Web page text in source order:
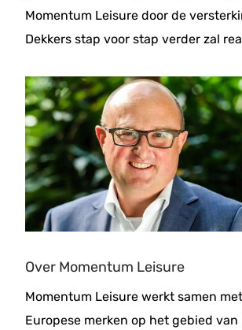
Momentum Leisure door de
Dekkers stap voor stap verder zal
Over Momentum Leisure
Momentum Leisure werkt samen
Europese merken op het gebied van